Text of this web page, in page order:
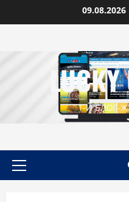
до
09.08.2026
1-Й БЛОГ-
Головне